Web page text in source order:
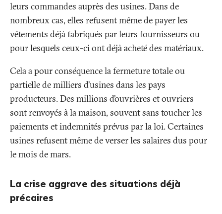
leurs commandes auprès des usines. Dans de
nombreux cas, elles refusent même de payer les
vêtements déjà fabriqués par leurs fournisseurs ou
pour lesquels ceux-ci ont déjà acheté des matériaux.
Cela a pour conséquence la fermeture totale ou
partielle de milliers d’usines dans les pays
producteurs. Des millions d’ouvrières et ouvriers
sont renvoyés à la maison, souvent sans toucher les
paiements et indemnités prévus par la loi. Certaines
usines refusent même de verser les salaires dus pour
le mois de mars.
La crise aggrave des situations déjà
précaires